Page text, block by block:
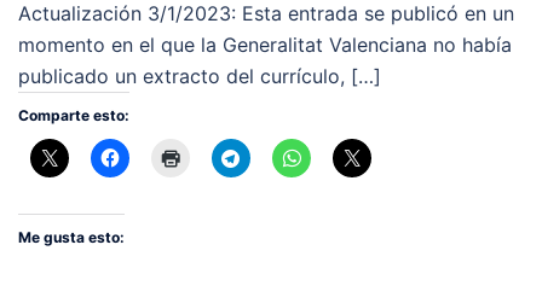
Actualización 3/1/2023: Esta entrada se publicó en un
momento en el que la Generalitat Valenciana no había
publicado un extracto del currículo, […]
Comparte esto:
Me gusta esto: